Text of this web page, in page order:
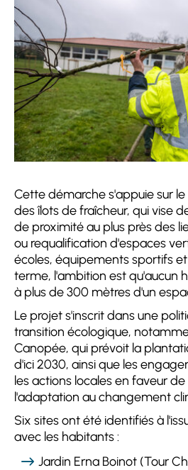
Cette démarche s'appuie sur
des îlots de fraîcheur, qui vise
de proximité au plus près des
ou requalification d'espaces
écoles, équipements sportifs
terme, l'ambition est qu'aucun
à plus de 300 mètres d'un
Le projet s'inscrit dans une
transition écologique,
Canopée, qui prévoit la
d'ici 2030, ainsi que les
les actions locales en faveur
l'adaptation au changement
Six sites ont été identifiés à
avec les habitants :
Jardin Erna Boinot (Tour